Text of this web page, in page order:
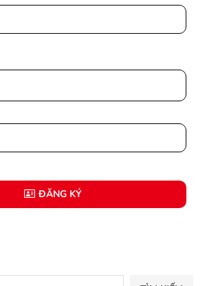
ĐĂNG KÝ